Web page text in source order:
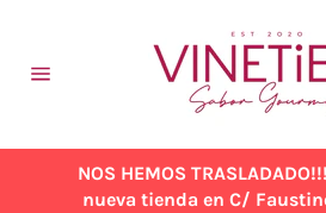
NOS HEMOS
nueva tienda en C/